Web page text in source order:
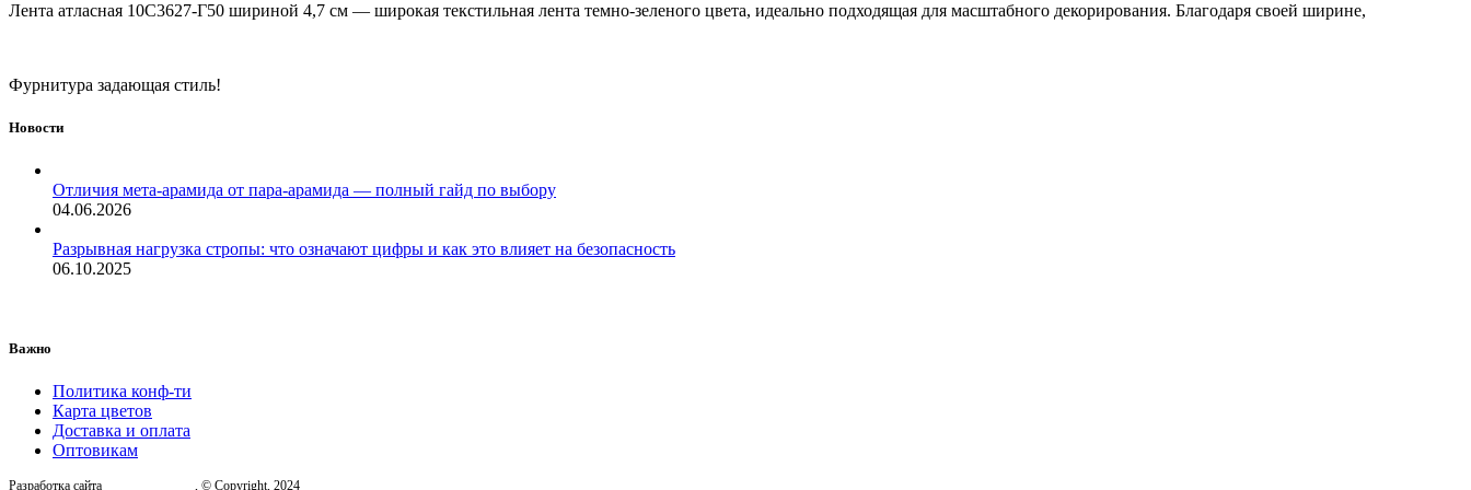
Лента атласная 10С3627-Г50 шириной 4,7 см — широкая текстильная лента темно-зеленого цвета, идеально подходящая для масштабного декорирования. Благодаря своей ширине,
Фурнитура задающая стиль!
Новости
Отличия мета-арамида от пара-арамида — полный гайд по выбору
04.06.2026
Разрывная нагрузка стропы: что означают цифры и как это влияет на безопасность
06.10.2025
Важно
Политика конф-ти
Карта цветов
Доставка и оплата
Оптовикам
Разработка сайта , © Copyright, 2024